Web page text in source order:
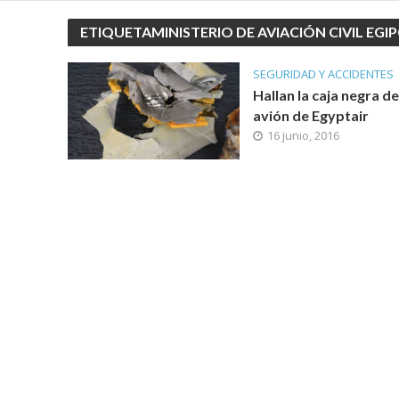
ETIQUETAMINISTERIO DE AVIACIÓN CIVIL
SEGURIDAD Y ACCIDENTES
Hallan la caja negra
avión de Egyptair
16 junio, 2016